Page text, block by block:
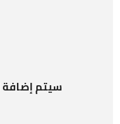
سيتم إضافة